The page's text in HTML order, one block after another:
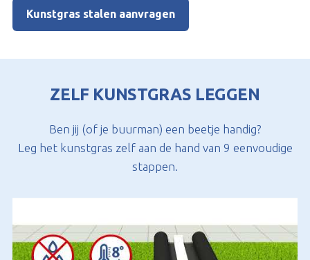
Kunstgras stalen aanvragen
ZELF KUNSTGRAS LEGGEN
Ben jij (of je buurman) een beetje handig?
Leg het kunstgras zelf aan de hand van 9 eenvoudige
stappen.